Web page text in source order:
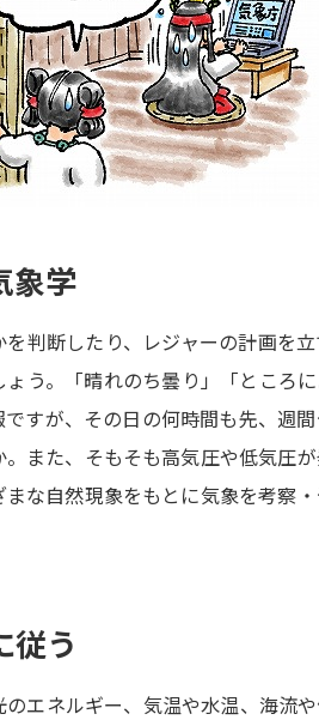
象学
判断したり、レジャーの計画を
う。「晴れのち曇り」「ところ
すが、その日の何時間も先、週
また、そもそも高気圧や低気圧
な自然現象をもとに気象を考察・
従う
エネルギー、気温や水温、海流